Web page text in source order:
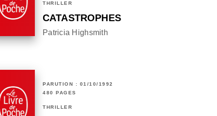
THRILLER
CATASTROPHES
Patricia Highsmith
PARUTION : 01/10/1992
480 PAGES
THRILLER